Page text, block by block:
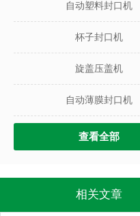
自动塑料封口机
杯子封口机
旋盖压盖机
自动薄膜封口机
查看全部
相关文章